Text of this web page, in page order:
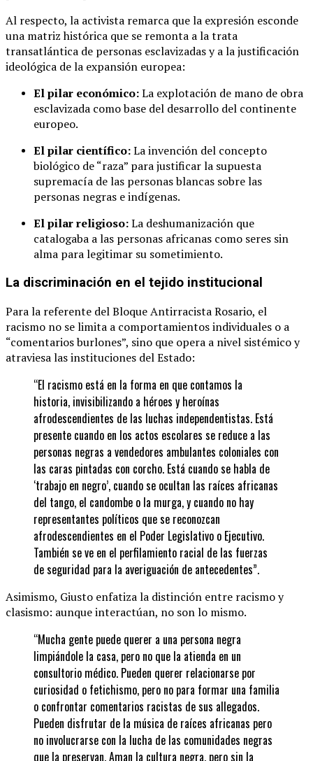
Al respecto, la activista remarca que la expresión esconde
una matriz histórica que se remonta a la trata
transatlántica de personas esclavizadas y a la justificación
ideológica de la expansión europea:
El pilar económico:La explotación de mano de obra
esclavizada como base del desarrollo del continente
europeo.
El pilar científico:La invención del concepto
biológico de “raza” para justificar la supuesta
supremacía de las personas blancas sobre las
personas negras e indígenas.
El pilar religioso:La deshumanización que
catalogaba a las personas africanas como seres sin
alma para legitimar su sometimiento.
La discriminación en el tejido institucional
Para la referente del Bloque Antirracista Rosario, el
racismo no se limita a comportamientos individuales o a
“comentarios burlones”, sino que opera a nivel sistémico y
atraviesa las instituciones del Estado:
“El racismo está en la forma en que contamos la
historia, invisibilizando a héroes y heroínas
afrodescendientes de las luchas independentistas. Está
presente cuando en los actos escolares se reduce a las
personas negras a vendedores ambulantes coloniales con
las caras pintadas con corcho. Está cuando se habla de
‘trabajo en negro’, cuando se ocultan las raíces africanas
del tango, el candombe o la murga, y cuando no hay
representantes políticos que se reconozcan
afrodescendientes en el Poder Legislativo o Ejecutivo.
También se ve en el perfilamiento racial de las fuerzas
de seguridad para la averiguación de antecedentes”.
Asimismo, Giusto enfatiza la distinción entre racismo y
clasismo: aunque interactúan, no son lo mismo.
“Mucha gente puede querer a una persona negra
limpiándole la casa, pero no que la atienda en un
consultorio médico. Pueden querer relacionarse por
curiosidad o fetichismo, pero no para formar una familia
o confrontar comentarios racistas de sus allegados.
Pueden disfrutar de la música de raíces africanas pero
no involucrarse con la lucha de las comunidades negras
que la preservan. Aman la cultura negra, pero sin la